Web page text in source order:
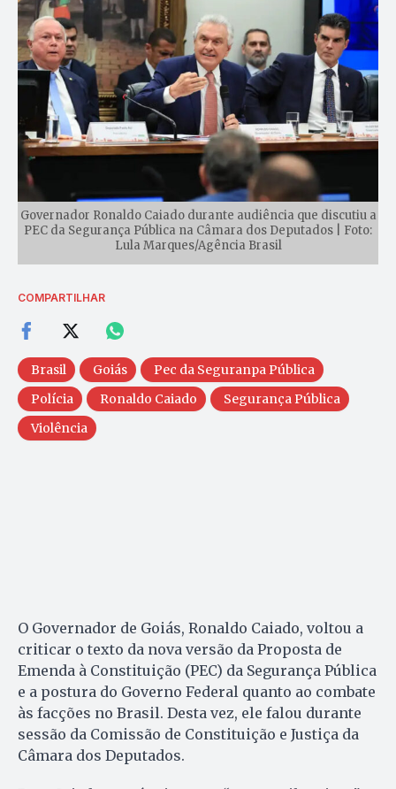
Governador Ronaldo Caiado durante audiência que discutiu a
PEC da Segurança Pública na Câmara dos Deputados | Foto:
Lula Marques/Agência Brasil
COMPARTILHAR
Brasil Goiás
Pec da Seguranpa Pública
Polícia
Ronaldo Caiado
Segurança Pública
Violência
O Governador de Goiás, Ronaldo Caiado, voltou a
criticar o texto da nova versão da Proposta de
Emenda à Constituição (PEC) da Segurança Pública
e a postura do Governo Federal quanto ao combate
às facções no Brasil. Desta vez, ele falou durante
sessão da Comissão de Constituição e Justiça da
Câmara dos Deputados.